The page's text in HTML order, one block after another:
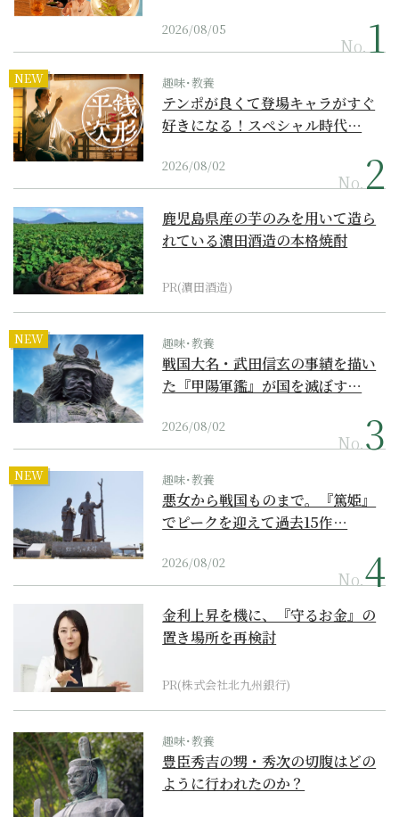
2026/08/05
No.
NEW 趣味･教養
テンポが良くて登場キャラがすぐ
好きになる！スペシャル時代…
2026/08/02
No.
鹿児島県産の芋のみを用いて造ら
れている濵田酒造の本格焼酎
PR(濵田酒造)
NEW 趣味･教養
戦国大名・武田信玄の事績を描い
た『甲陽軍鑑』が国を滅ぼす…
2026/08/02
No.
NEW 趣味･教養
悪女から戦国ものまで。『篤姫』
でピークを迎えて過去15作…
2026/08/02
No.
金利上昇を機に、『守るお金』の
置き場所を再検討
PR(株式会社北九州銀行)
趣味･教養
豊臣秀吉の甥・秀次の切腹はどの
ように行われたのか？